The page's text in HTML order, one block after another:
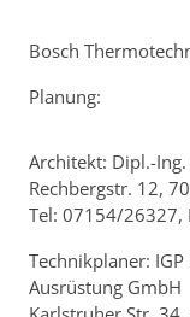
Bosch
Planung:
Architekt: Dipl.-Ing.
Rechbergstr. 12,
Tel: 07154/26327,
Technikplaner:
Ausrüstung GmbH